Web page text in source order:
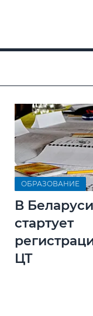
ОБРАЗОВАНИЕ
В Беларуси
стартует
ЦТ